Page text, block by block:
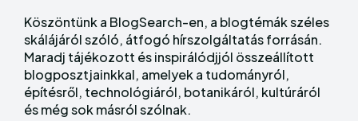
Pénzügy
Hasznos
Otthon
Pénzügy
Hasznos
Otthon
Köszöntünk a BlogSearch-en, a blogtémák széles
skálájáról szóló, átfogó hírszolgáltatás forrásán.
Maradj tájékozott és inspirálódjjól összeállított
blogposztjainkkal, amelyek a tudományról,
építésről, technológiáról, botanikáról, kultúráról
és még sok másról szólnak.